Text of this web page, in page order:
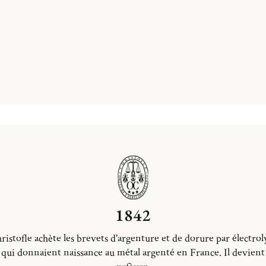
1842
achète les brevets d'argenture et de dorure par
qui donnaient naissance au métal argenté en France. Il devient